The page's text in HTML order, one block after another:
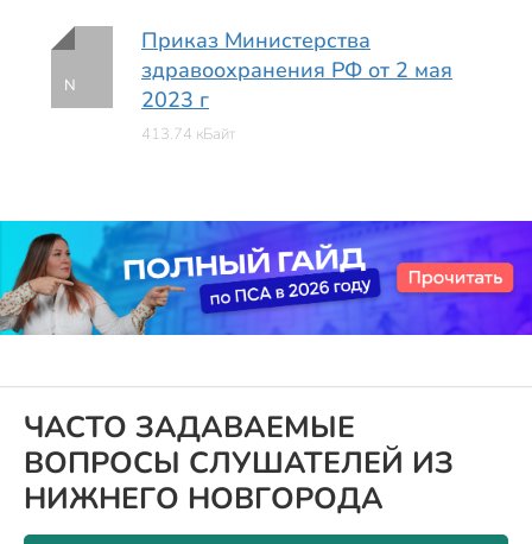
N
Приказ Министерства
здравоохранения РФ от 2 мая
2023 г
413.74 кБайт
ЧАСТО ЗАДАВАЕМЫЕ
ВОПРОСЫ СЛУШАТЕЛЕЙ ИЗ
НИЖНЕГО НОВГОРОДА